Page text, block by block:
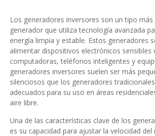
Los generadores inversores son un tipo más
generador que utiliza tecnología avanzada
energía limpia y estable. Estos generadores
alimentar dispositivos electrónicos sensibles
computadoras, teléfonos inteligentes y
generadores inversores suelen ser más
silenciosos que los generadores
adecuados para su uso en áreas
aire libre.
Una de las características clave de los
es su capacidad para ajustar la velocidad